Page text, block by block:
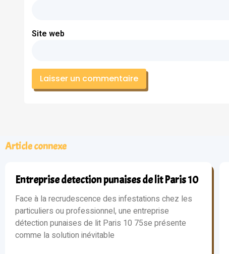
Site web
Article connexe
Entreprise detection punaises de lit Paris 10
Face à la recrudescence des infestations chez les
particuliers ou professionnel, une entreprise
détection punaises de lit Paris 10 75se présente
comme la solution inévitable